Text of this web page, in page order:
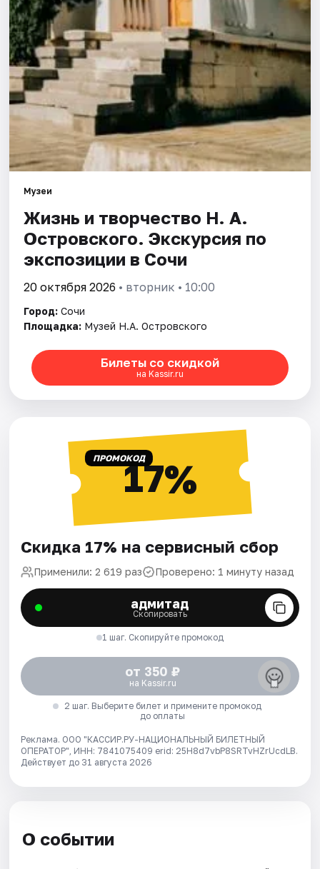
Артисты
Рейтинги
Музеи
Жизнь и творчество Н. А.
Островского. Экскурсия по
экспозиции в Сочи
20 октября 2026 • вторник • 10:00
Город: Сочи
Площадка: Музей Н.А. Островского
Билеты со скидкой
на Kassir.ru
ПРОМОКОД17%
Скидка 17% на сервисный сбор
Применили: 2 619 раз Проверено: 1 минуту назад
адмитад
Скопировать
1 шаг. Скопируйте промокод
от 350 ₽
на Kassir.ru
2 шаг. Выберите билет и примените промокод
до оплаты
Реклама. ООО "КАССИР.РУ-НАЦИОНАЛЬНЫЙ БИЛЕТНЫЙ
ОПЕРАТОР", ИНН: 7841075409 erid: 25H8d7vbP8SRTvHZrUcdLB.
Действует до 31 августа 2026
О событии